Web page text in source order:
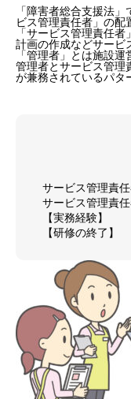
「障害者総合支援法
ビス管理責任者」の配
「サービス管理責任
計画の作成などサービ
「管理者」とは施設運
管理者とサービス管理
が兼務されているパタ
サービス管理責
サービス管理責
【実務経験】
【研修の終了】